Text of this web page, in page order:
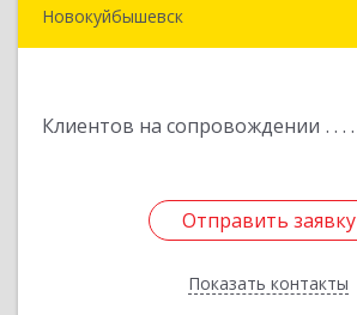
Новокуйбышевск
Клиентов на сопровождении
Отправить заявку
Показать контакты
Отправить заявку
Назад